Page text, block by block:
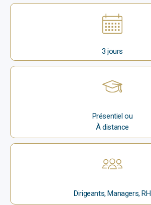
3 jours
Présentiel ou
À distance
Dirigeants, Managers, RH